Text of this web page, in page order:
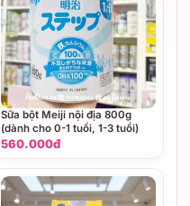
Sữa bột Meiji nội địa 800g
(dành cho 0-1 tuổi, 1-3 tuổi)
560.000đ